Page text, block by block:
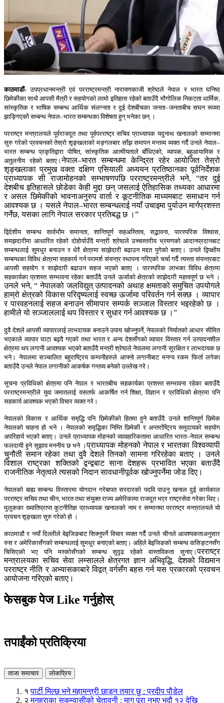
काठमाडौं- उपप्रधानमन्त्री एवं परराष्ट्रमन्त्री नारायणकाजी श्रेष्ठले नेपाल र भारत घनिष्ठ
छिमेकीका साथै आपसी मैत्री र सहयोगको लामो इतिहास रहेको बताउँदै भौगोलिक निकटता धार्मिक,
सांस्कृतिक र भाषिक सम्बन्ध आर्थिक संलग्नता र दुई देशबीचका जनता–जनताबीच सघन रूपमा
झाङ्गिएकोे सम्बन्ध नेपाल–भारत सम्बन्धका विशेषता हुन् भनेका छन् ।
परराष्ट्र मन्त्रालयले पूर्वराजदूत तथा पूर्वपरराष्ट्र सचिव प्राध्यापक यदुनाथ खनालको सम्मानमा
सुरु गरेको प्रवचनको तेस्रो शृङ्खलाको मङ्गलबार साँझ समापन मन्तव्य व्यक्त गर्दै उनले नेपाल–
भारत सम्बन्ध प्रकृतिद्वारा पोषित, सांस्कृतिक आत्मीयताले बाँधिएको, व्यापक, बहुआयामिक र
अतुलनीय रहेको बताए।नेपाल–भारत सम्बन्धमा केन्द्रित रहेर आयोजित तेस्रो
शृङ्खलाका प्रमुख वक्ता दक्षिण एसियाली अध्ययन प्रतिष्ठानका पूर्वनिर्देशक
प्राध्यापक सी राजामोहनको सम्भाषणपछि परराष्ट्रमन्त्रीले भने, “तर दुई
देशबीच इतिहासले छोडेका केही मुद्दा छन् जसलाई ऐतिहासिक तथ्यका आधारमा
र असल छिमेकीको भावनाअनुरुप वार्ता र कूटनीतिक माध्यमबाट समाधान गर्न
आवश्यक छ । यसले नेपाल–भारत सम्बन्धलाई नयाँ उचाइमा पुर्याउन मार्गप्रशस्त
गर्नेछ, यसका लागि नेपाल सरकार प्रतिबद्ध छ ।”
द्विदेशीय सम्बन्ध सार्वभौम समानता, शान्तिपूर्ण सहअस्तित्व, सद्भावना, पारस्परिक विश्वास,
समझदारीमा आधारित रहेको दोहोर्याउँदै मन्त्री श्रेष्ठले उच्चस्तरीय भ्रमणको आदानप्रदानबाट
सम्बन्धलाई सुमधुर बनाउन र धेरै क्षेत्रमा साझेदारी बढाउन मद्दत पुगेको बताए। उनले द्विपक्षीय
सम्बन्धका विविध क्षेत्रमा सहकार्य गर्न परामर्श संयन्त्र स्थापना गरिएको चर्चा गर्दै त्यस्ता संयन्त्रबाट
आपसी सहयोग र साझेदारी बढाउन सहज भएको बताए । पारस्परिक लाभका विविध क्षेत्रमा
सहकार्यका प्रशस्त सम्भावना रहेका बताउँदै उनले ऊर्जाको क्षेत्रको साझेदारी महत्वपूर्ण छ भने ।
उनले भने, “ नेपालको जलविद्युत् उत्पादनको अथाह क्षमताको समुचित उपयोगले
हाम्रो क्षेत्रको विकास परिदृष्यलाई स्वच्छ ऊर्जामा परिवर्तन गर्न सक्छ । व्यापार
र पारवहनलाई सहज बनाउन सीमापार सम्पर्क सञ्जाल विस्तार भइरहेको छ ।
हामीले यो सञ्जाललाई थप विस्तार र सुधार गर्न आवश्यक छ ।”
दुवै देशले आपसी व्यापारलाई लाभदायक बनाउने उपाय खोज्नुपर्ने, नेपालको निर्यातको आधार सीमित
भएकाले व्यापार घाटा बढ्दै गएको तथा भारत र अन्य देशसँगको व्यापार विस्तार गर्न उत्पादनशील
क्षेत्रमा थप लगानी आवश्यक भएको बताउँदै मन्त्री श्रेष्ठले नेपालमा लगानी सुरक्षित र लाभदायक छ
भने। नेपालमा सञ्चालित बहुराष्ट्रिय कम्पनीहरुले आफ्नो लगानीबाट मनग्य रकम फिर्ता लगेका
बताउँदै उनले नेपाल लगानीको आकर्षक गन्तव्य बनेको उल्लेख गरे।
सूचना प्रविधिको क्षेत्रमा पनि नेपाल र भारतबीच सहकार्यका प्रशस्त सम्भावना रहेका बताउँदै
परराष्ट्रमन्त्रीले युवा जमातलाई यसतर्फ आकर्षित गर्न शिक्षा, विज्ञान र प्रविधिको क्षेत्रमा पनि
सहकार्य आवश्यक भएको विचार व्यक्त गरे।
नेपालको विकास र आर्थिक समृद्धि पनि छिमेकीको हितमा हुने बताउँदै उनले शान्तिपूर्ण छिमेक
नेपालको चाहना हो भने । नेपालको समृद्धिका निम्ति छिमेकी र अन्तर्राष्ट्रिय समुदायको सहयोग
अपरिहार्य भएको बताए। उनले प्राध्यापक मोहनको व्यावहारिकतामा आधारित भारत–नेपाल सम्बन्ध
फलदायी हुने सुझाव मननीय छ भने ।प्राध्यापक मोहनको नेपाल र भारतका विश्वव्यापी
चुनौती समान रहेका तथा दुवै देशले तिनको सामना गरिरहेका बताए । उनले
विशाल राष्ट्रका शक्तिको द्वन्द्वबाट साना देशहरू प्रभावित भएका बताउँदै
राजनीतिक नेतृत्वले त्यसको निदान सावधानीपूर्वक खोज्नुपर्नेमा जोड दिए।
नेपालको बाह्य सम्बन्ध विस्तारमा योगदान गरेबापत सरदारको पदवि पाउनु खनाल दुई कार्यकाल
परराष्ट्र सचिव तथा चीन, भारत तथा संयुक्त राज्य अमेरिकामा राजदूत भएर राष्ट्रसेवा गरेका थिए।
मुलुकका ख्यातिप्राप्त कूटनीतिज्ञ प्राध्यापक खनालको नाम र सम्मानमा परराष्ट्र मन्त्रालयले यो
प्रवचन शृङ्खला सुरु गरेको हो ।
काठमाडौ र नयाँ दिल्लीले बेइजिङबाट सिक्नुपर्ने विचार व्यक्त गर्दै उनले चीनले आवश्यकताअनुसार
रुस र अमेरिकासँगको सम्बन्धलाई सुमधुर बनाएको बताए। अहिले बेइजिङको सम्बन्ध वासिङ्टनसँग
चिसिएको भए पनि मस्कोसँगको सम्बन्ध सुदृढ रहेको वास्तविकता सुनाए।परराष्ट्र
मन्त्रालयका सचिव सेवा लम्सालले क्षेत्रगत ज्ञान अभिवृद्धि, देशको विद्यमान
परराष्ट्र नीति र अभ्यासकाबारे विद्वत् वर्गसँग बहस गर्न यस प्रकारको प्रवचन
आयोजना गरिएको बताए।
फेसबुक पेज Like गर्नुहोस्
तपाईंको प्रतिक्रिया
ताजा समाचार लोकप्रिय
१ पार्टी मिल्छ भने महामन्त्री छाड्न तयार छु : प्रदीप पौडेल
२ मनहराका सुकुम्वासीको चेतावनी : माग पूरा नभए भदौ १२ देखि